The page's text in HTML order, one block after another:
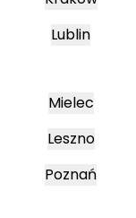
Lublin
Mielec
Leszno
Poznań